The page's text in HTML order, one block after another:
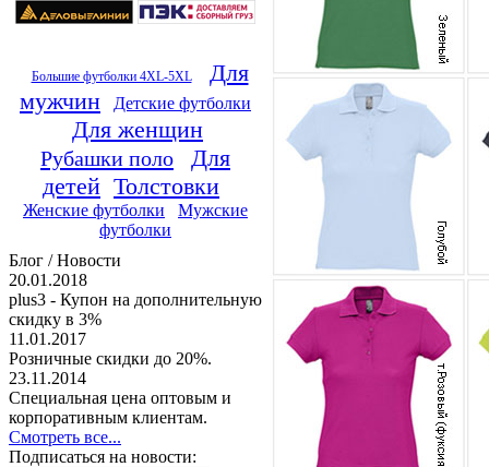
Большие футболки 4XL-5XL
Для
мужчин
Детские футболки
Для женщин
Рубашки поло
Для
детей Толстовки
Женские футболки
Мужские
футболки
Блог / Новости
20.01.2018
plus3 - Купон на дополнительную
скидку в 3%
11.01.2017
Розничные скидки до 20%.
23.11.2014
Специальная цена оптовым и
корпоративным клиентам.
Смотреть все...
Подписаться на новости: